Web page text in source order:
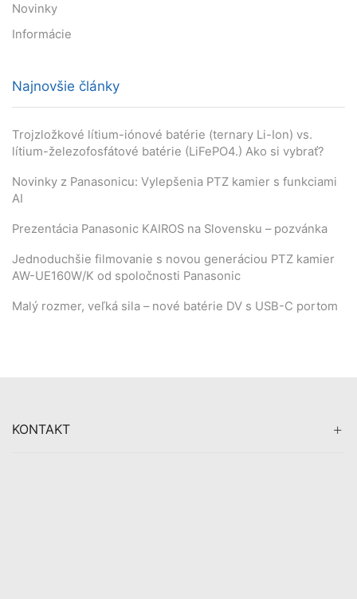
Novinky
Informácie
Najnovšie články
Trojzložkové lítium-iónové batérie (ternary Li-Ion) vs.
lítium-železofosfátové batérie (LiFePO4.) Ako si vybrať?
Novinky z Panasonicu: Vylepšenia PTZ kamier s funkciami
AI
Prezentácia Panasonic KAIROS na Slovensku – pozvánka
Jednoduchšie filmovanie s novou generáciou PTZ kamier
AW-UE160W/K od spoločnosti Panasonic
Malý rozmer, veľká sila – nové batérie DV s USB-C portom
KONTAKT